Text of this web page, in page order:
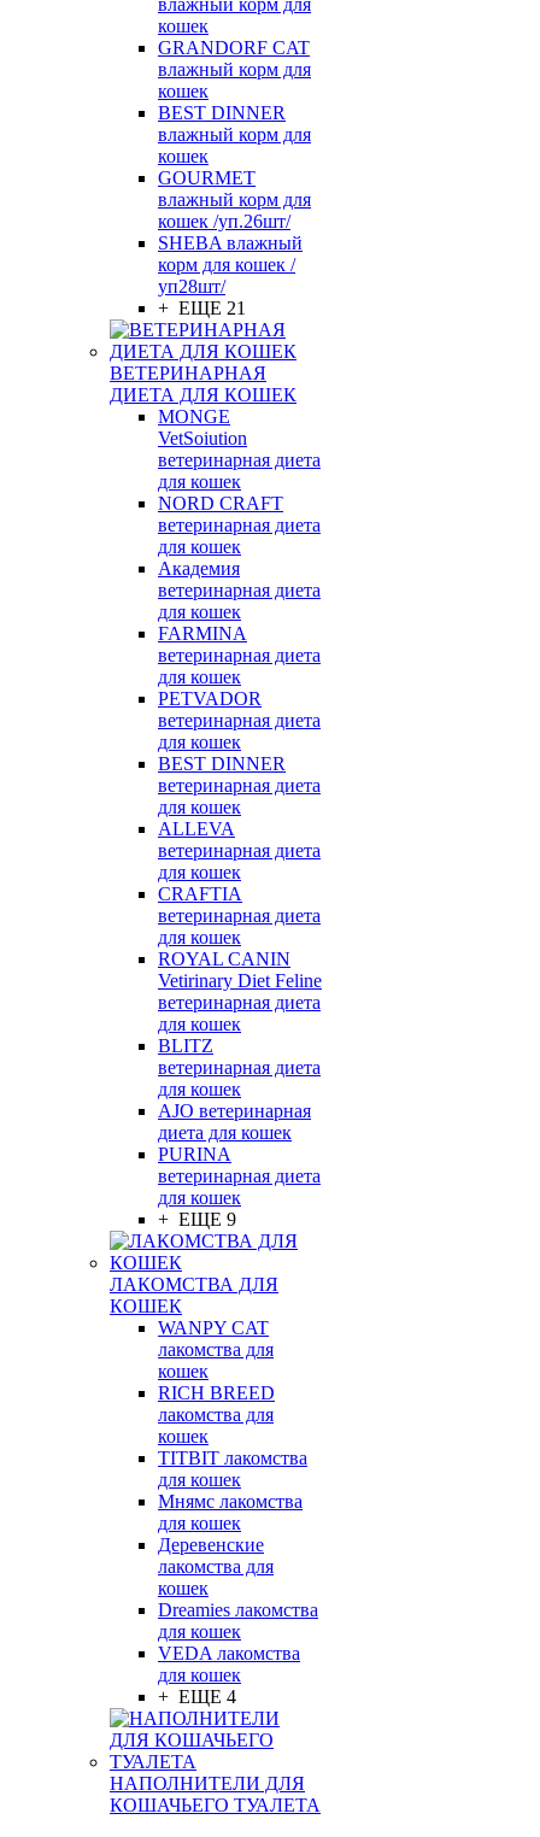
влажный корм для
кошек
GRANDORF CAT
влажный корм для
кошек
BEST DINNER
влажный корм для
кошек
GOURMET
влажный корм для
кошек /уп.26шт/
SHEBA влажный
корм для кошек /
уп28шт/
+ ЕЩЕ 21
ВЕТЕРИНАРНАЯ
ДИЕТА ДЛЯ КОШЕК
MONGE
VetSoiution
ветеринарная диета
для кошек
NORD CRAFT
ветеринарная диета
для кошек
Академия
ветеринарная диета
для кошек
FARMINA
ветеринарная диета
для кошек
PETVADOR
ветеринарная диета
для кошек
BEST DINNER
ветеринарная диета
для кошек
ALLEVA
ветеринарная диета
для кошек
CRAFTIA
ветеринарная диета
для кошек
ROYAL CANIN
Vetirinary Diet Feline
ветеринарная диета
для кошек
BLITZ
ветеринарная диета
для кошек
AJO ветеринарная
диета для кошек
PURINA
ветеринарная диета
для кошек
+ ЕЩЕ 9
ЛАКОМСТВА ДЛЯ
КОШЕК
WANPY CAT
лакомства для
кошек
RICH BREED
лакомства для
кошек
TITBIT лакомства
для кошек
Мнямс лакомства
для кошек
Деревенские
лакомства для
кошек
Dreamies лакомства
для кошек
VEDA лакомства
для кошек
+ ЕЩЕ 4
НАПОЛНИТЕЛИ ДЛЯ
КОШАЧЬЕГО ТУАЛЕТА